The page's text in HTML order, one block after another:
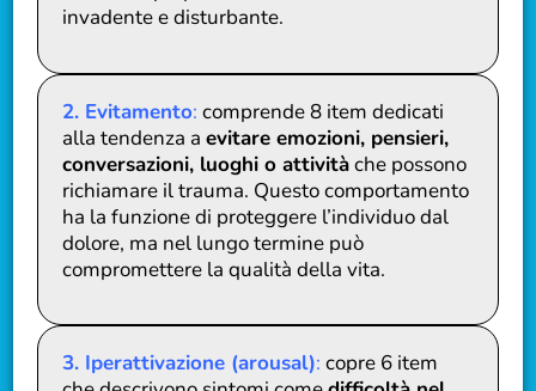
invadente e disturbante.
2. Evitamento: comprende 8 item dedicati
alla tendenza aevitare emozioni, pensieri,
conversazioni, luoghi o attivitàche possono
richiamare il trauma. Questo comportamento
ha la funzione di proteggere l’individuo dal
dolore, ma nel lungo termine può
compromettere la qualità della vita.
3. Iperattivazione (arousal): copre 6 item